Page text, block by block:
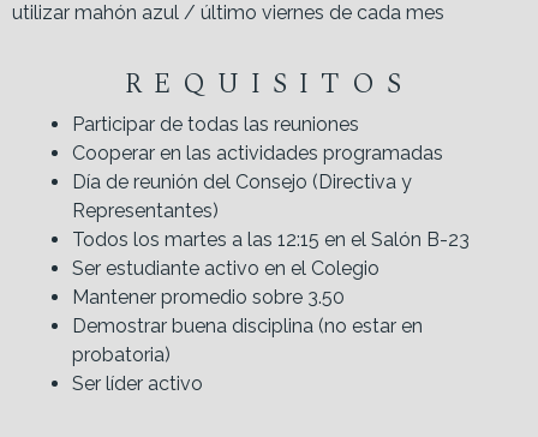
utilizar mahón azul / último viernes de cada mes
REQUISITOS
Participar de todas las reuniones
Cooperar en las actividades programadas
Día de reunión del Consejo (Directiva y
Representantes)
Todos los martes a las 12:15 en el Salón B-23
Ser estudiante activo en el Colegio
Mantener promedio sobre 3.50
Demostrar buena disciplina (no estar en
probatoria)
Ser líder activo